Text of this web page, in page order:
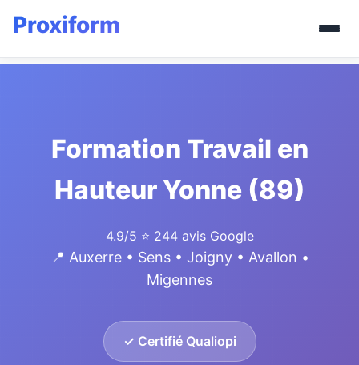
Formation Travail en
Hauteur Yonne (89)
4.9/5 ⭐ 244 avis Google
📍 Auxerre • Sens • Joigny • Avallon •
Migennes
✓ Certifié Qualiopi